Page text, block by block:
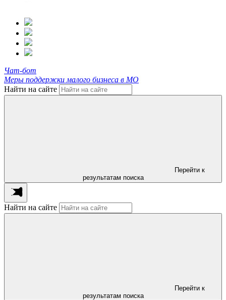
Чат-бот
Меры поддержки малого бизнеса в МО
Найти на сайте
Перейти к
результатам поиска
Найти на сайте
Перейти к
результатам поиска